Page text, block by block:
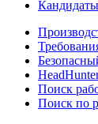
Поиск
Поиск по